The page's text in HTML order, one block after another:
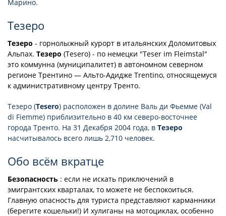
Марино.
Тезеро
Тезеро - горнолыжный курорт в итальянских Доломитовых
Альпах. Тезеро (Tesero) - по немецки "Teser im Fleimstal"
это коммунна (муниципалитет) в автономном северном
регионе Трентино — Альто-Адидже Trentino, относящемуся
к административному центру Тренто.
Тезеро (Tesero) расположен в долине Валь ди Фьемме (Val
di Fiemme) приблизительно в 40 км северо-восточнее
города Тренто. На 31 Декабря 2004 года, в Тезеро
насчитывалось всего лишь 2,710 человек.
Обо всём вкратце
Безопасность : если не искать приключений в
эмигрантских кварталах, то можете не беспокоиться.
Главную опасность для туриста представляют карманники
(берегите кошельки!) И хулиганы на мотоциклах, особенно